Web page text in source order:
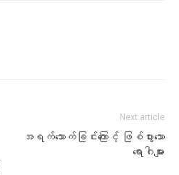
Next article
အရက်သောက်ခြင်းကြောင့် ဖြစ်ပွားသော
ရောဂါများ